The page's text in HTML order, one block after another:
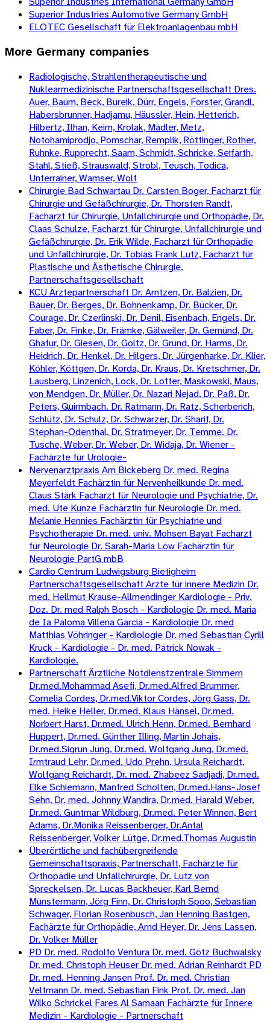
Superior Industries Automotive Germany GmbH
ELOTEC Gesellschaft für Elektroanlagenbau mbH
More Germany companies
Radiologische, Strahlentherapeutische und
Nuklearmedizinische Partnerschaftsgesellschaft Dres.
Auer, Baum, Beck, Bureik, Dürr, Engels, Forster, Grandl,
Habersbrunner, Hadjamu, Häussler, Hein, Hetterich,
Hilbertz, Ilhan, Keim, Krolak, Mädler, Metz,
Notohamiprodjo, Pomschar, Remplik, Röttinger, Rother,
Ruhnke, Rupprecht, Saam, Schmidt, Schricke, Seifarth,
Stahl, Stieß, Strauswald, Strobl, Teusch, Todica,
Unterrainer, Wamser, Wolf
Chirurgie Bad Schwartau Dr. Carsten Boger, Facharzt für
Chirurgie und Gefäßchirurgie, Dr. Thorsten Randt,
Facharzt für Chirurgie, Unfallchirurgie und Orthopädie, Dr.
Claas Schulze, Facharzt für Chirurgie, Unfallchirurgie und
Gefäßchirurgie, Dr. Erik Wilde, Facharzt für Orthopädie
und Unfallchirurgie, Dr. Tobias Frank Lutz, Facharzt für
Plastische und Ästhetische Chirurgie,
Partnerschaftsgesellschaft
KCU Ärztepartnerschaft Dr. Arntzen, Dr. Balzien, Dr.
Bauer, Dr. Berges, Dr. Bohnenkamp, Dr. Bücker, Dr.
Courage, Dr. Czerlinski, Dr. Denil, Eisenbach, Engels, Dr.
Faber, Dr. Finke, Dr. Främke, Gälweiler, Dr. Gemünd, Dr.
Ghafur, Dr. Giesen, Dr. Goltz, Dr. Grund, Dr. Harms, Dr.
Heidrich, Dr. Henkel, Dr. Hilgers, Dr. Jürgenharke, Dr. Klier,
Köhler, Köttgen, Dr. Korda, Dr. Kraus, Dr. Kretschmer, Dr.
Lausberg, Linzenich, Lock, Dr. Lotter, Maskowski, Maus,
von Mendgen, Dr. Müller, Dr. Nazari Nejad, Dr. Paß, Dr.
Peters, Quirmbach. Dr. Ratmann, Dr. Ratz, Scherberich,
Schlütz, Dr. Schulz, Dr. Schwarzer, Dr. Sharif, Dr.
Stephan-Odenthal, Dr. Stratmeyer, Dr. Temme. Dr.
Tusche, Weber, Dr. Weber, Dr. Widaja, Dr. Wiener -
Fachärzte für Urologie-
Nervenarztpraxis Am Bickeberg Dr. med. Regina
Meyerfeldt Fachärztin für Nervenheilkunde Dr. med.
Claus Stärk Facharzt für Neurologie und Psychiatrie, Dr.
med. Ute Kunze Fachärztin für Neurologie Dr. med.
Melanie Hennies Fachärztin für Psychiatrie und
Psychotherapie Dr. med. univ. Mohsen Bayat Facharzt
für Neurologie Dr. Sarah-Maria Löw Fachärztin für
Neurologie PartG mbB
Cardio Centrum Ludwigsburg Bietigheim
Partnerschaftsgesellschaft Arzte für innere Medizin Dr.
med. Hellmut Krause-Allmendinger Kardiologie - Priv.
Doz. Dr. med Ralph Bosch - Kardiologie Dr. med. Maria
de Ia Paloma Villena Garcia - Kardiologie Dr. med
Matthias Vöhringer - Kardiologie Dr. med Sebastian Cyrill
Kruck - Kardiologie - Dr. med. Patrick Nowak -
Kardiologie.
Partnerschaft Ärztliche Notdienstzentrale Simmern
Dr.med.Mohammad Asefi, Dr.med.Alfred Brummer,
Cornelia Cordes, Dr.med.Viktor Cordes, Jörg Gass, Dr.
med. Heike Heller, Dr.med. Klaus Hänsel, Dr.med.
Norbert Harst, Dr.med. Ulrich Henn, Dr.med. Bernhard
Huppert, Dr.med. Günther Illing, Martin Johais,
Dr.med.Sigrun Jung, Dr.med. Wolfgang Jung, Dr.med.
Irmtraud Lehr, Dr.med. Udo Prehn, Ursula Reichardt,
Wolfgang Reichardt, Dr. med. Zhabeez Sadjadi, Dr.med.
Elke Schiemann, Manfred Scholten, Dr.med.Hans-Josef
Sehn, Dr. med. Johnny Wandira, Dr.med. Harald Weber,
Dr.med. Guntmar Wildburg, Dr.med. Peter Winnen, Bert
Adams, Dr.Monika Reissenberger, Dr.Antal
Reissenberger, Volker Lütge, Dr.med.Thomas Augustin
Überörtliche und fachübergreifende
Gemeinschaftspraxis, Partnerschaft, Fachärzte für
Orthopädie und Unfallchirurgie, Dr. Lutz von
Spreckelsen, Dr. Lucas Backheuer, Karl Bernd
Münstermann, Jörg Finn, Dr. Christoph Spoo, Sebastian
Schwager, Florian Rosenbusch, Jan Henning Bastgen,
Fachärzte für Orthopädie, Arnd Heyer, Dr. Jens Lassen,
Dr. Volker Müller
PD Dr. med. Rodolfo Ventura Dr. med. Götz Buchwalsky
Dr. med. Christoph Heuser Dr. med. Adrian Reinhardt PD
Dr. med. Henning Jansen Prof. Dr. med. Christian
Veltmann Dr. med. Sebastian Fink Prof. Dr. med. Jan
Wilko Schrickel Fares Al Samaan Fachärzte für Innere
Medizin - Kardiologie - Partnerschaft